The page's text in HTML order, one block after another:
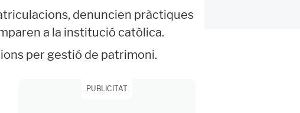
denuncien pràctiques
a la institució catòlica.
per gestió de patrimoni.
PUBLICITAT